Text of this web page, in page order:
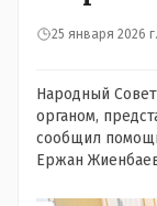
25 января 2026
Народный
органом,
сообщил
Ержан